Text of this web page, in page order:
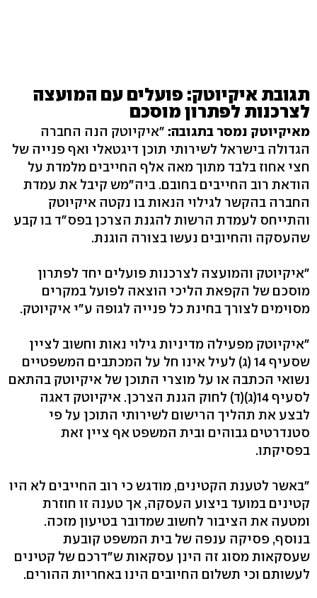
תגובת איקיוטק: פועלים עם המועצה
לצרכנות לפתרון מוסכם
מאיקיוטק נמסר בתגובה: "איקיוטק הנה החברה
הגדולה בישראל לשירותי תוכן דיגטאלי ואף פנייה של
חצי אחוז בלבד מתוך מאה אלף החייבים מלמדת על
הודאת רוב החייבים בחובם. ביה"מש קיבל את עמדת
החברה בהקשר לגילוי הנאות בו נקטה איקיוטק
והתייחס לעמדת הרשות להגנת הצרכן בפס"ד בו קבע
שהעסקה והחיובים נעשו בצורה הוגנת.
"איקיוטק והמועצה לצרכנות פועלים יחד לפתרון
מוסכם של הקפאת הליכי הוצאה לפועל במקרים
מסוימים לצורך בחינת כל פנייה לגופה ע"י איקיוטק.
"איקיוטק מפעילה מדיניות גילוי נאות וחשוב לציין
שסעיף 14 (ג) לעיל אינו חל על המכתבים המשפטיים
נשואי הכתבה או על מוצרי התוכן של איקיוטק בהתאם
לסעיף 14(ג)(ד) לחוק הגנת הצרכן. איקיוטק דאגה
לבצע את תהליך הרישום לשירותי התוכן על פי
סטנדרטים גבוהים ובית המשפט אף ציין זאת
בפסיקתו.
"באשר לטענת הקטינים, מודגש כי רוב החייבים לא היו
קטינים במועד ביצוע העסקה, אך טענה זו חוזרת
ומטעה את הציבור לחשוב שמדובר בטיעון מזכה.
בנוסף, פסיקה ענפה של בית המשפט קובעת
שעסקאות מסוג זה הינן עסקאות ש"דרכם של קטינים
לעשותם וכי תשלום החיובים הינו באחריות ההורים.